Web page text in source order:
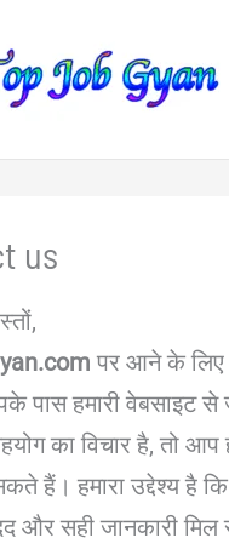
us
पर आने के लिए
पास हमारी वेबसाइट से
का विचार है, तो
हैं। हमारा उद्देश्य है
और सही जानकारी